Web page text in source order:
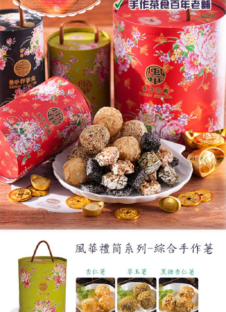
【注意事項】
1.本服務係由「台灣大哥大股份有限公司」（以下簡稱本公司）所提供，讓
用戶於交易時，得透過本服務購買商品或服務，並由商店將買賣／分期付款
買賣價金債權讓與本公司後，依約使用本公司帳單繳交帳款。
2.基於同意付款使用「大哥付你分期」之契約關係目的，商店將以您的個人
資料（包含姓名、電話或地址）提供予台灣大哥大進項蒐集、處理及利用，
由本公司與您本人進行分期帳單所需資料之確認、核對及更正。
3.完整用戶服務條款，請詳閱以下連結：https://oppay.tw/userRule
３．收到繳費通知簡訊後14天內，點擊此簡訊中的連結，可透過四大超商／
ATM／網路銀行／等多元方式進行付款，方視為交易完成。
※ 請注意：結帳手續完成當下不需立刻繳費，但若您需要取消訂單，請聯絡
購買商品的店家。未經商家同意取消之訂單仍視為有效，需透過AFTEE先享
後付繳納相關費用。
※ 交易是否成功請以「AFTEE先享後付 」之結帳頁面顯示為準，若有關於
是否繳費成功／繳費後需取消欲退款等相關疑問，請聯繫「AFTEE先享後付
客戶支援中心」https://netprotections.freshdesk.com/support/home
【注意事項】
１．透過由恩沛科技股份有限公司提供之「AFTEE先享後付」服務完成之交
易，需依本服務之必要範圍內提供個人資料，並將交易相關給付款項請求債
權轉讓予恩沛科技股份有限公司。
２．關於個人資料處理事宜，請瀏覽以下網址：
https://aftee.tw/terms/#terms3
３．未成年的使用者請事先徵得法定代理人或監護人之同意方可使用
「AFTEE先享後付」，若未經同意申辦者引起之損失，本公司不負相關責
任。
４．使用「AFTEE先享後付」時，將依據個別帳號之用戶狀況，依本公司即
時審查核予不同之上限額度；若仍有額度不足之情形，本公司將視審查結果
請求用戶進行身份認證。
５．嚴禁一人註冊多個帳號或使用他人資訊註冊。若發現惡意使用之情形，
恩沛科技股份有限公司將有權停止該用戶之使用額度並採取法律行動。